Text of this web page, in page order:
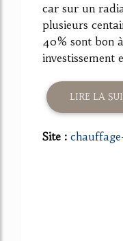
car sur un
plusieurs
40% sont bon
investissement
LIRE LA
Site :